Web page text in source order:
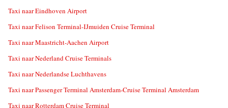
Taxi naar Eindhoven Airport
Taxi naar Felison Terminal-IJmuiden Cruise Terminal
Taxi naar Maastricht-Aachen Airport
Taxi naar Nederland Cruise Terminals
Taxi naar Nederlandse Luchthavens
Taxi naar Passenger Terminal Amsterdam-Cruise Terminal Amsterdam
Taxi naar Rotterdam Cruise Terminal